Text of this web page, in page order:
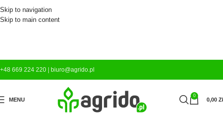
Skip to navigation
Skip to main content
+48 669 224 220 biuro@agrido.pl
MENU
0
0,00